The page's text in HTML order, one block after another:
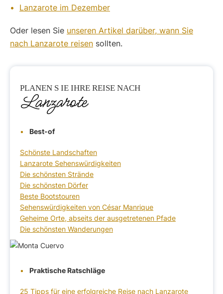
Lanzarote im Dezember
Oder lesen Sie unseren Artikel darüber, wann Sie
nach Lanzarote reisen sollten.
PLANEN S IE IHRE REISE NACH
Lanzarote
Best-of
Schönste Landschaften
Lanzarote Sehenswürdigkeiten
Die schönsten Strände
Die schönsten Dörfer
Beste Bootstouren
Sehenswürdigkeiten von César Manrique
Geheime Orte, abseits der ausgetretenen Pfade
Die schönsten Wanderungen
Praktische Ratschläge
25 Tipps für eine erfolgreiche Reise nach Lanzarote